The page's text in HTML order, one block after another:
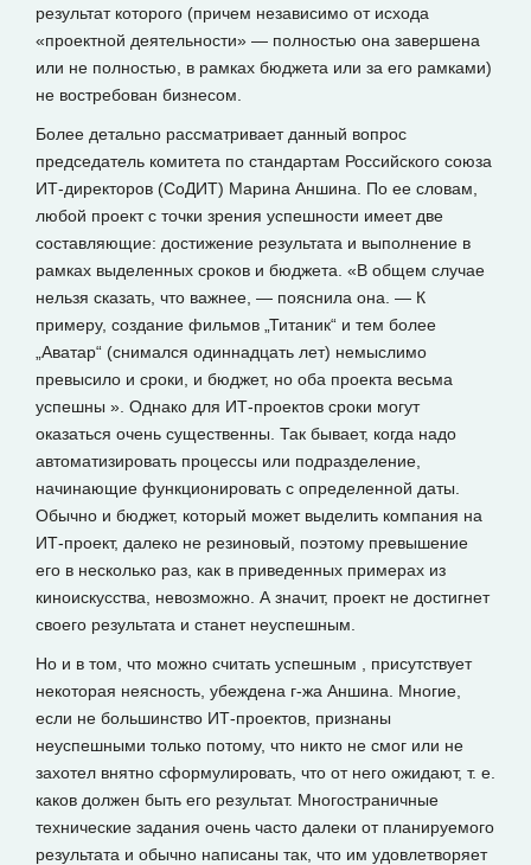
результат которого (причем независимо от исхода
«проектной деятельности» — полностью она завершена
или не полностью, в рамках бюджета или за его рамками)
не востребован бизнесом.
Более детально рассматривает данный вопрос
председатель комитета по стандартам Российского союза
ИТ-директоров (СоДИТ) Марина Аншина. По ее словам,
любой проект с точки зрения успешности имеет две
составляющие: достижение результата и выполнение в
рамках выделенных сроков и бюджета. «В общем случае
нельзя сказать, что важнее, — пояснила она. — К
примеру, создание фильмов „Титаник“ и тем более
„Аватар“ (снимался одиннадцать лет) немыслимо
превысило и сроки, и бюджет, но оба проекта весьма
успешны ». Однако для ИТ-проектов сроки могут
оказаться очень существенны. Так бывает, когда надо
автоматизировать процессы или подразделение,
начинающие функционировать с определенной даты.
Обычно и бюджет, который может выделить компания на
ИТ-проект, далеко не резиновый, поэтому превышение
его в несколько раз, как в приведенных примерах из
киноискусства, невозможно. А значит, проект не достигнет
своего результата и станет неуспешным.
Но и в том, что можно считать успешным , присутствует
некоторая неясность, убеждена г-жа Аншина. Многие,
если не большинство ИТ-проектов, признаны
неуспешными только потому, что никто не смог или не
захотел внятно сформулировать, что от него ожидают, т. е.
каков должен быть его результат. Многостраничные
технические задания очень часто далеки от планируемого
результата и обычно написаны так, что им удовлетворяет